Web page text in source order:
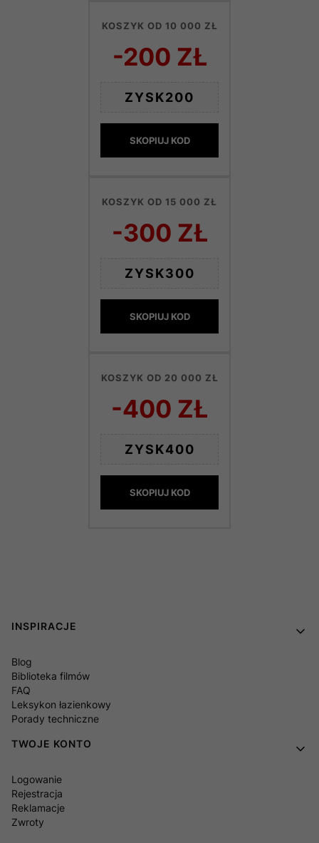
KOSZYK OD 10 000 ZŁ
-200 ZŁ
ZYSK200
SKOPIUJ KOD
KOSZYK OD 15 000 ZŁ
-300 ZŁ
ZYSK300
SKOPIUJ KOD
KOSZYK OD 20 000 ZŁ
-400 ZŁ
ZYSK400
SKOPIUJ KOD
Linki w stopce
INSPIRACJE
Blog
Biblioteka filmów
FAQ
Leksykon łazienkowy
Porady techniczne
TWOJE KONTO
Logowanie
Rejestracja
Reklamacje
Zwroty